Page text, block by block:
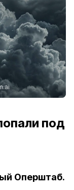
под
Оперштаб.